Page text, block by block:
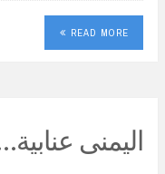
READ MORE
اليمنى